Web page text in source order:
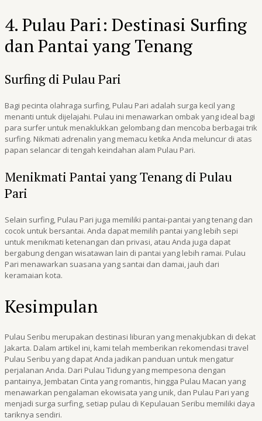
4. Pulau Pari: Destinasi Surfing
dan Pantai yang Tenang
Surfing di Pulau Pari
Bagi pecinta olahraga surfing, Pulau Pari adalah surga kecil yang
menanti untuk dijelajahi. Pulau ini menawarkan ombak yang ideal bagi
para surfer untuk menaklukkan gelombang dan mencoba berbagai trik
surfing. Nikmati adrenalin yang memacu ketika Anda meluncur di atas
papan selancar di tengah keindahan alam Pulau Pari.
Menikmati Pantai yang Tenang di Pulau
Pari
Selain surfing, Pulau Pari juga memiliki pantai-pantai yang tenang dan
cocok untuk bersantai. Anda dapat memilih pantai yang lebih sepi
untuk menikmati ketenangan dan privasi, atau Anda juga dapat
bergabung dengan wisatawan lain di pantai yang lebih ramai. Pulau
Pari menawarkan suasana yang santai dan damai, jauh dari
keramaian kota.
Kesimpulan
Pulau Seribu merupakan destinasi liburan yang menakjubkan di dekat
Jakarta. Dalam artikel ini, kami telah memberikan rekomendasi travel
Pulau Seribu yang dapat Anda jadikan panduan untuk mengatur
perjalanan Anda. Dari Pulau Tidung yang mempesona dengan
pantainya, Jembatan Cinta yang romantis, hingga Pulau Macan yang
menawarkan pengalaman ekowisata yang unik, dan Pulau Pari yang
menjadi surga surfing, setiap pulau di Kepulauan Seribu memiliki daya
tariknya sendiri.